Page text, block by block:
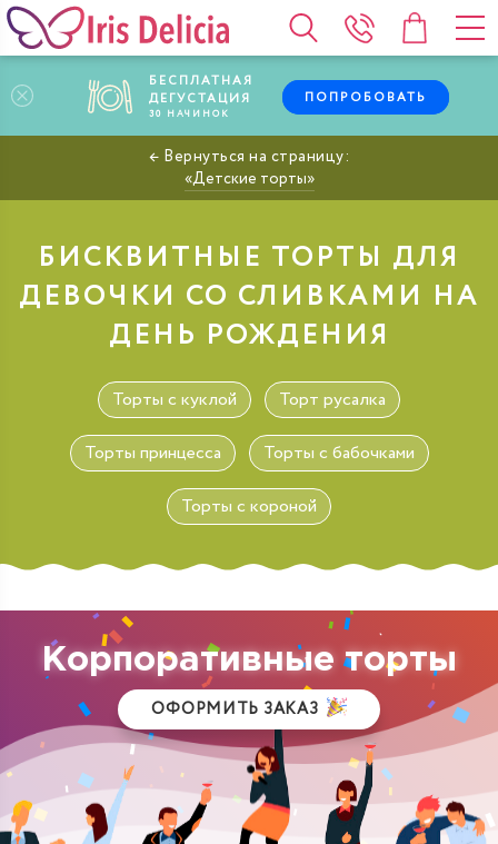
БЕСПЛАТНАЯ
ДЕГУСТАЦИЯ
30 НАЧИНОК
ПОПРОБОВАТЬ
Детские торты
БИСКВИТНЫЕ ТОРТЫ ДЛЯ
ДЕВОЧКИ СО СЛИВКАМИ НА
ДЕНЬ РОЖДЕНИЯ
Торты с куклой Торт русалка
Торты принцесса Торты с бабочками
Торты с короной
Корпоративные торты
ОФОРМИТЬ ЗАКАЗ